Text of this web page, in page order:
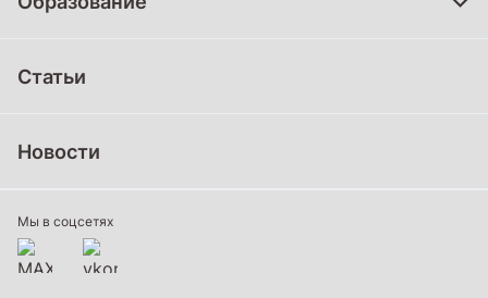
Дополнительное образование
Статьи
Новости
Мы в соцсетях